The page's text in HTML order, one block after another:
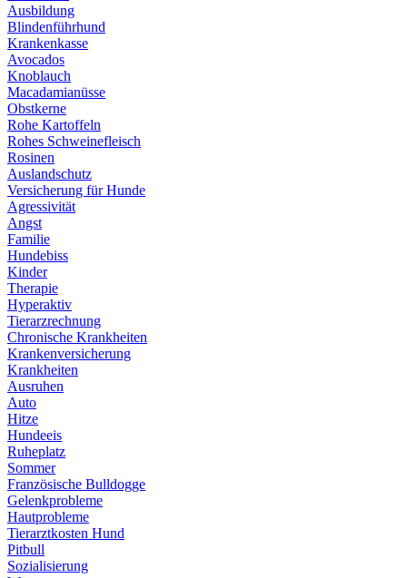
Ausbildung
Blindenführhund
Krankenkasse
Avocados
Knoblauch
Macadamianüsse
Obstkerne
Rohe Kartoffeln
Rohes Schweinefleisch
Rosinen
Auslandschutz
Versicherung für Hunde
Agressivität
Angst
Familie
Hundebiss
Kinder
Therapie
Hyperaktiv
Tierarzrechnung
Chronische Krankheiten
Krankenversicherung
Krankheiten
Ausruhen
Auto
Hitze
Hundeeis
Ruheplatz
Sommer
Französische Bulldogge
Gelenkprobleme
Hautprobleme
Tierarztkosten Hund
Pitbull
Sozialisierung